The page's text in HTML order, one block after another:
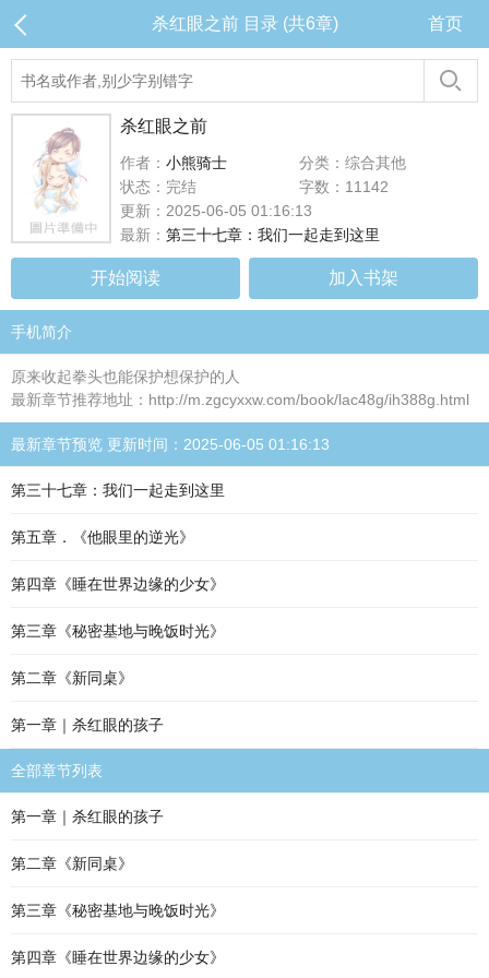
杀红眼之前 目录 (共6章) 首页
杀红眼之前
作者： 小熊骑士
分类：综合其他
状态：完结
字数：11142
更新：2025-06-05 01:16:13
最新： 第三十七章：我们一起走到这里
开始阅读 加入书架
手机简介
原来收起拳头也能保护想保护的人
最新章节推荐地址：http://m.zgcyxxw.com/book/lac48g/ih388g.html
最新章节预览 更新时间：2025-06-05 01:16:13
第三十七章：我们一起走到这里
第五章．《他眼里的逆光》
第四章《睡在世界边缘的少女》
第三章《秘密基地与晚饭时光》
第二章《新同桌》
第一章｜杀红眼的孩子
全部章节列表
第一章｜杀红眼的孩子
第二章《新同桌》
第三章《秘密基地与晚饭时光》
第四章《睡在世界边缘的少女》